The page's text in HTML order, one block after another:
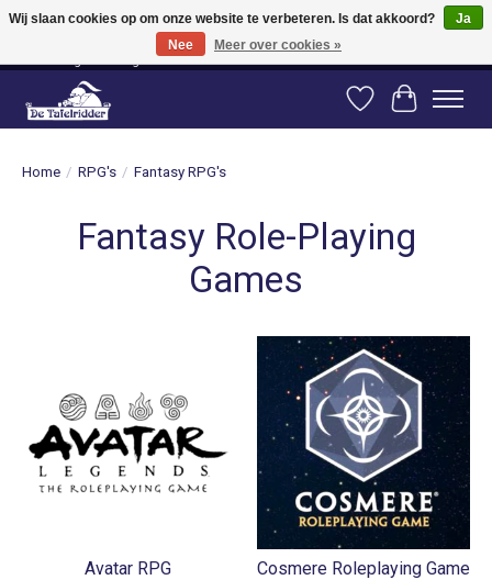
Vanaf 80 euro gratis verzending binnen Nederland! Vanaf 100 euro gratis
verzending naar België en Duitsland!
Verlanglijst
Home / RPG's / Fantasy RPG's
Fantasy Role-Playing
Games
Avatar RPG Cosmere Roleplaying Game
Wij slaan cookies op om onze website te verbeteren. Is dat akkoord?
Ja
Nee
Meer over cookies »